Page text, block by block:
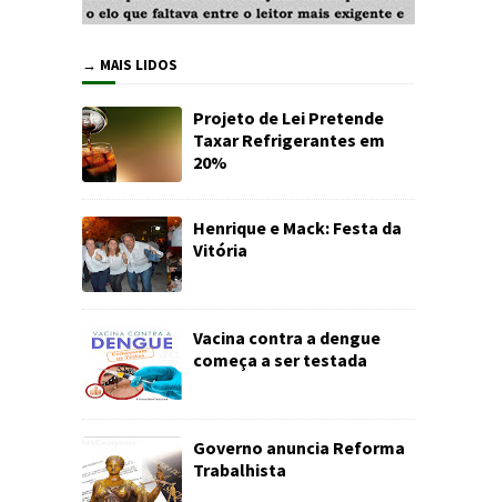
→ MAIS LIDOS
Projeto de Lei Pretende
Taxar Refrigerantes em
20%
Henrique e Mack: Festa da
Vitória
Vacina contra a dengue
começa a ser testada
Governo anuncia Reforma
Trabalhista